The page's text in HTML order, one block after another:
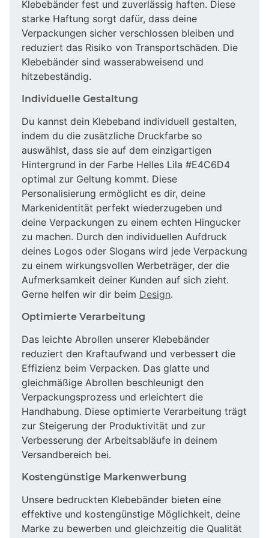
Klebebänder fest und zuverlässig haften. Diese
starke Haftung sorgt dafür, dass deine
Verpackungen sicher verschlossen bleiben und
reduziert das Risiko von Transportschäden. Die
Klebebänder sind wasserabweisend und
hitzebeständig.
Individuelle Gestaltung
Du kannst dein Klebeband individuell gestalten,
indem du die zusätzliche Druckfarbe so
auswählst, dass sie auf dem einzigartigen
Hintergrund in der Farbe Helles Lila #E4C6D4
optimal zur Geltung kommt. Diese
Personalisierung ermöglicht es dir, deine
Markenidentität perfekt wiederzugeben und
deine Verpackungen zu einem echten Hingucker
zu machen. Durch den individuellen Aufdruck
deines Logos oder Slogans wird jede Verpackung
zu einem wirkungsvollen Werbeträger, der die
Aufmerksamkeit deiner Kunden auf sich zieht.
Gerne helfen wir dir beim Design.
Optimierte Verarbeitung
Das leichte Abrollen unserer Klebebänder
reduziert den Kraftaufwand und verbessert die
Effizienz beim Verpacken. Das glatte und
gleichmäßige Abrollen beschleunigt den
Verpackungsprozess und erleichtert die
Handhabung. Diese optimierte Verarbeitung trägt
zur Steigerung der Produktivität und zur
Verbesserung der Arbeitsabläufe in deinem
Versandbereich bei.
Kostengünstige Markenwerbung
Unsere bedruckten Klebebänder bieten eine
effektive und kostengünstige Möglichkeit, deine
Marke zu bewerben und gleichzeitig die Qualität